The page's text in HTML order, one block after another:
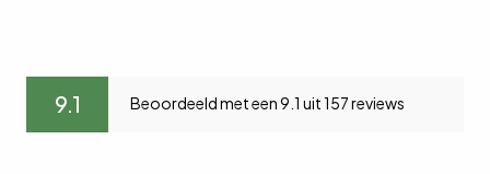
9.1 Beoordeeld met een 9.1 uit 157 reviews